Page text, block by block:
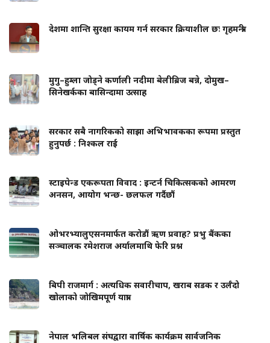
देशमा शान्ति सुरक्षा कायम गर्न सरकार क्रियाशील छः गृहमन्त्री
मुगु–हुम्ला जोड्ने कर्णाली नदीमा बेलीब्रिज बन्ने, दोमुख–
सिनेखर्कका बासिन्दामा उत्साह
सरकार सबै नागरिकको साझा अभिभावकका रूपमा प्रस्तुत
हुनुपर्छ : निश्कल राई
स्टाइपेन्ड एकरूपता विवाद : इन्टर्न चिकित्सकको आमरण
अनसन, आयोग भन्छ- छलफल गर्दैछौं
ओभरभ्यालुएसनमार्फत करोडौं ऋण प्रवाह? प्रभु बैंकका
सञ्चालक रमेशराज अर्यालमाथि फेरि प्रश्न
बिपी राजमार्ग : अत्यधिक सवारीचाप, खराब सडक र उर्लँदो
खोलाको जोखिमपूर्ण यात्रा
नेपाल भलिबल संघद्वारा वार्षिक कार्यक्रम सार्वजनिक